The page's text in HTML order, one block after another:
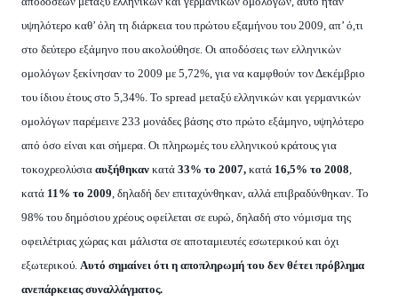
υψηλότερο καθ’ όλη τη διάρκεια του πρώτου εξαμήνου του 2009, απ’ ό,τι
στο δεύτερο εξάμηνο που ακολούθησε. Οι αποδόσεις των ελληνικών
ομολόγων ξεκίνησαν το 2009 με 5,72%, για να καμφθούν τον Δεκέμβριο
του ίδιου έτους στο 5,34%. Το spread μεταξύ ελληνικών και γερμανικών
ομολόγων παρέμεινε 233 μονάδες βάσης στο πρώτο εξάμηνο, υψηλότερο
από όσο είναι και σήμερα. Οι πληρωμές του ελληνικού κράτους για
τοκοχρεολύσια αυξήθηκαν κατά 33% το 2007, κατά 16,5% το 2008,
κατά 11% το 2009, δηλαδή δεν επιταχύνθηκαν, αλλά επιβραδύνθηκαν. Το
98% του δημόσιου χρέους οφείλεται σε ευρώ, δηλαδή στο νόμισμα της
οφειλέτριας χώρας και μάλιστα σε αποταμιευτές εσωτερικού και όχι
εξωτερικού. Αυτό σημαίνει ότι η αποπληρωμή του δεν θέτει πρόβλημα
ανεπάρκειας συναλλάγματος.